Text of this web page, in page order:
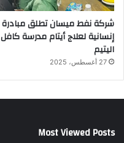
شركة نفط ميسان تطلق مبادرة
إنسانية لعلاج أيتام مدرسة كافل
اليتيم
27 أغسطس، 2025
Most Viewed Posts